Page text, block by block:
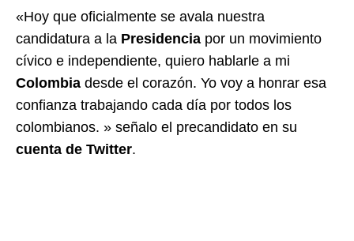
«Hoy que oficialmente se avala nuestra
candidatura a la Presidencia por un movimiento
cívico e independiente, quiero hablarle a mi
Colombia desde el corazón. Yo voy a honrar esa
confianza trabajando cada día por todos los
colombianos. » señalo el precandidato en su
cuenta de Twitter.